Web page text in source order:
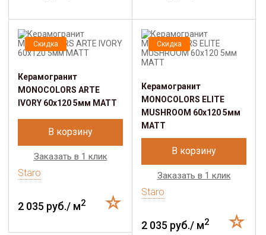
Скидка
Керамогранит
MONOCOLORS ARTE
IVORY 60х120 5мм MATT
В корзину
Заказать в 1 клик
Staro
2 035 руб./ м2
Скидка
Керамогранит
MONOCOLORS ELITE
MUSHROOM 60х120 5мм
MATT
В корзину
Заказать в 1 клик
Staro
2 035 руб./ м2